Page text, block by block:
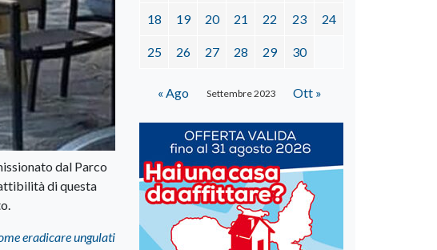
dal Parco
di questa
eradicare ungulati
Settembre 2023
18 19 20 21 22 23 24
25 26 27 28 29 30
« Ago Ott »